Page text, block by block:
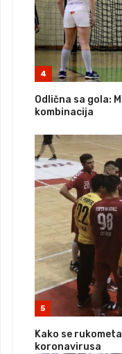
4
Odlična sa gola:
kombinacija
5
Kako se
koronavirusa